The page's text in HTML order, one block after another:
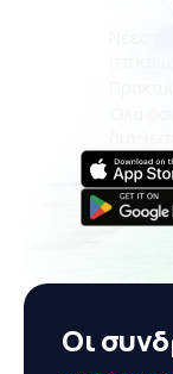
Νέες
Όλα
Οι